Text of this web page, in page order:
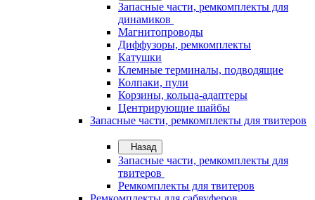
Запасные части, ремкомплекты для
динамиков
Магнитопроводы
Диффузоры, ремкомплекты
Катушки
Клемные терминалы, подводящие
Колпаки, пули
Корзины, кольца-адаптеры
Центрирующие шайбы
Запасные части, ремкомплекты для твитеров
Назад
Запасные части, ремкомплекты для
твитеров
Ремкомплекты для твитеров